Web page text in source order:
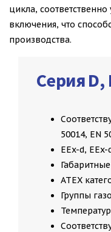
цикла, соответственно
включения, что
производства.
Серия D,
50014, EN
EEx-d, EEx-
ATEX
Группы